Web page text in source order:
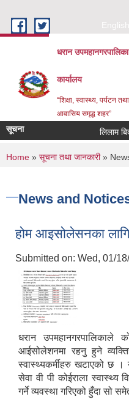
English
धरान
कार्यालय
“शिक्षा, स्वास्थ्य, पर्यटन
आवासिय समृद्ध शहर”
सूचना
You are here
Home » सूचना तथा जानकारी»
News and
होम आइसोलेसनका लागि
Submitted on: Wed, 01/
धरान उपमहानगरपालिकाले
आईसोलेशनमा रहनु हुने
स्वास्थ्यकर्मीहरु खटाएको छ ।
सेवा वी पी कोईराला स्वास्थ्य
गर्ने व्यवस्था गरिएको हुँदा सो